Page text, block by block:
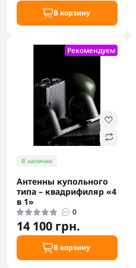
В корзину
Рекомендуем
В наличии
Антенны купольного
типа – квадрифиляр «4
в 1»
0
14 100 грн.
В корзину